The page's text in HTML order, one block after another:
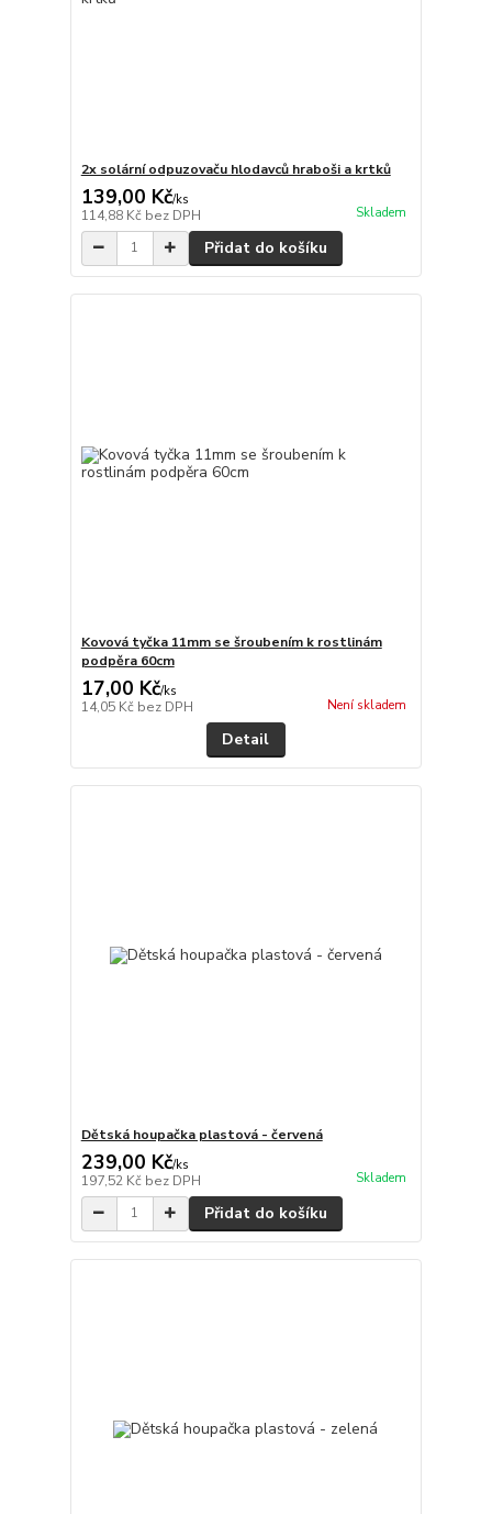
2x solární odpuzovaču hlodavců hraboši a krtků
139,00 Kč/ks
114,88 Kč bez DPH Skladem
Přidat do košíku
Kovová tyčka 11mm se šroubením k rostlinám
podpěra 60cm
17,00 Kč/ks
14,05 Kč bez DPH Není skladem
Detail
Dětská houpačka plastová - červená
239,00 Kč/ks
197,52 Kč bez DPH Skladem
Přidat do košíku